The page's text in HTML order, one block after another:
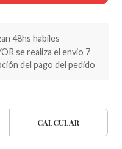
48hs habiles
se realiza el envio 7
del pago del pedido
CALCULAR